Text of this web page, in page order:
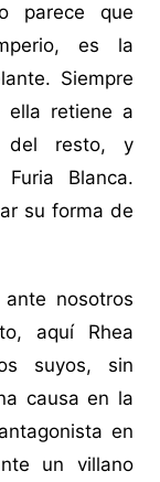
parece que
es la
Siempre
ella retiene a
del resto, y
Blanca.
su forma de
nosotros
aquí Rhea
suyos, sin
causa en la
en
un villano